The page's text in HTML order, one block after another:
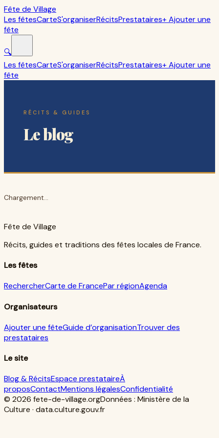
Fête de Village
Les fêtesCarteS'organiserRécitsPrestataires+ Ajouter une
fête
🔍
Les fêtesCarteS'organiserRécitsPrestataires+ Ajouter une
fête
RÉCITS & GUIDES
Le blog
Chargement...
Fête de Village
Récits, guides et traditions des fêtes locales de France.
Les fêtes
RechercherCarte de FrancePar régionAgenda
Organisateurs
Ajouter une fêteGuide d’organisationTrouver des
prestataires
Le site
Blog & RécitsEspace prestataireÀ
proposContactMentions légalesConfidentialité
© 2026 fete-de-village.orgDonnées : Ministère de la
Culture · data.culture.gouv.fr